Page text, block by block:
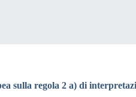
regola 2 a) di